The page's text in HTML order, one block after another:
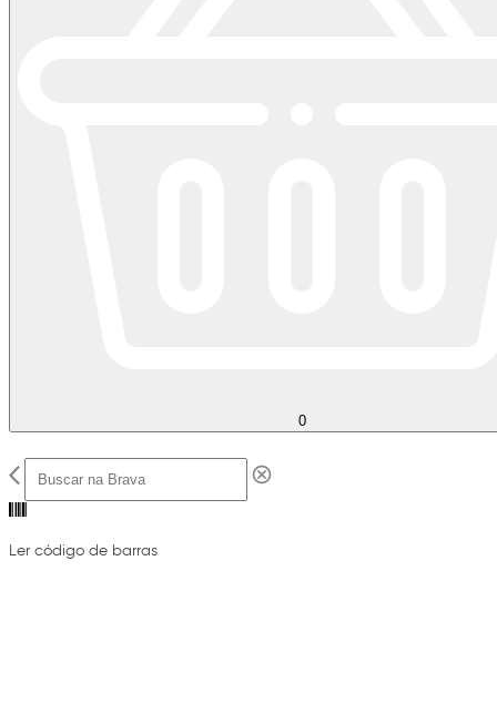
0
Ler código de barras